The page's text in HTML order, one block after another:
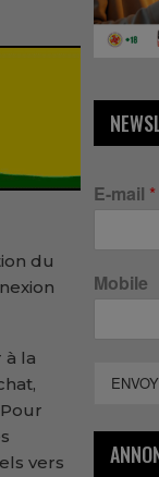
du
à la
vers
E-mail *
Mobile